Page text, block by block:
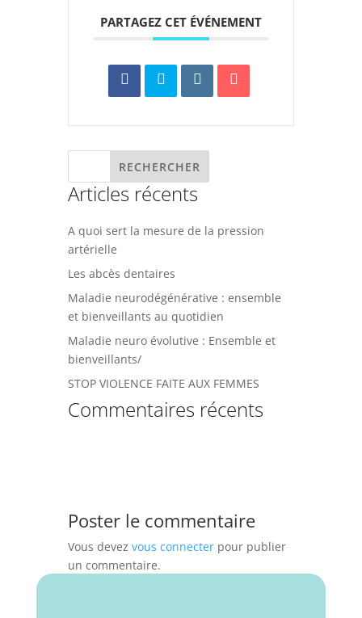
PARTAGEZ CET ÉVÉNEMENT
Articles récents
A quoi sert la mesure de la pression
artérielle
Les abcès dentaires
Maladie neurodégénérative : ensemble
et bienveillants au quotidien
Maladie neuro évolutive : Ensemble et
bienveillants/
STOP VIOLENCE FAITE AUX FEMMES
Commentaires récents
Poster le commentaire
Vous devez vous connecter pour publier
un commentaire.